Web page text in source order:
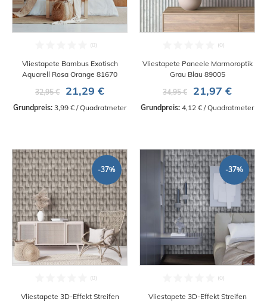
Vliestapete Bambus Exotisch
Aquarell Rosa Orange 81670
32,95 €
21,29 €
Grundpreis: 3,99 € / Quadratmeter
Vliestapete Paneele Marmoroptik
Grau Blau 89005
34,95 €
21,97 €
Grundpreis: 4,12 € / Quadratmeter
-37%
Vliestapete 3D-Effekt Streifen
-37%
Vliestapete 3D-Effekt Streifen